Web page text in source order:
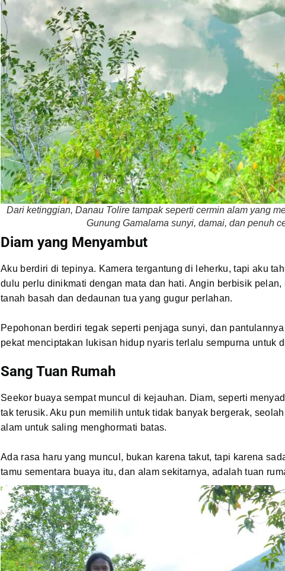
Dari ketinggian, Danau Tolire tampak seperti cermin alam yang
Gunung Gamalama sunyi, damai, dan penuh
Diam yang Menyambut
Aku berdiri di tepinya. Kamera tergantung di leherku, tapi aku
dulu perlu dinikmati dengan mata dan hati. Angin berbisik pelan,
tanah basah dan dedaunan tua yang gugur perlahan.
Pepohonan berdiri tegak seperti penjaga sunyi, dan
pekat menciptakan lukisan hidup nyaris terlalu sempurna untuk
Sang Tuan Rumah
Seekor buaya sempat muncul di kejauhan. Diam, seperti
tak terusik. Aku pun memilih untuk tidak banyak bergerak,
alam untuk saling menghormati batas.
Ada rasa haru yang muncul, bukan karena takut, tapi karena
tamu sementara buaya itu, dan alam sekitarnya, adalah tuan